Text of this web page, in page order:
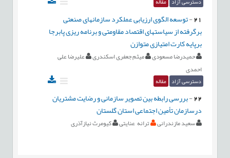
21
-توسعه الگوی ارزیابی عملکرد سازمانهای صنعتی
برگرفته از سیاستهای اقتصاد مقاومتی و برنامه ریزی پابرجا
برپایه کارت امتیازی متوازن
حمیدرضا مسعودی میثم جعفری اسکندری
علیرضا علی
احمدی
دسترسی آزاد مقاله
22
-بررسی رابطه بین تصویر سازمانی و رضایت مشتریان
درسازمان تأمین اجتماعی استان گلستان
سعید مازندرانی ترانه عنایتی کیومرث نیازآذری